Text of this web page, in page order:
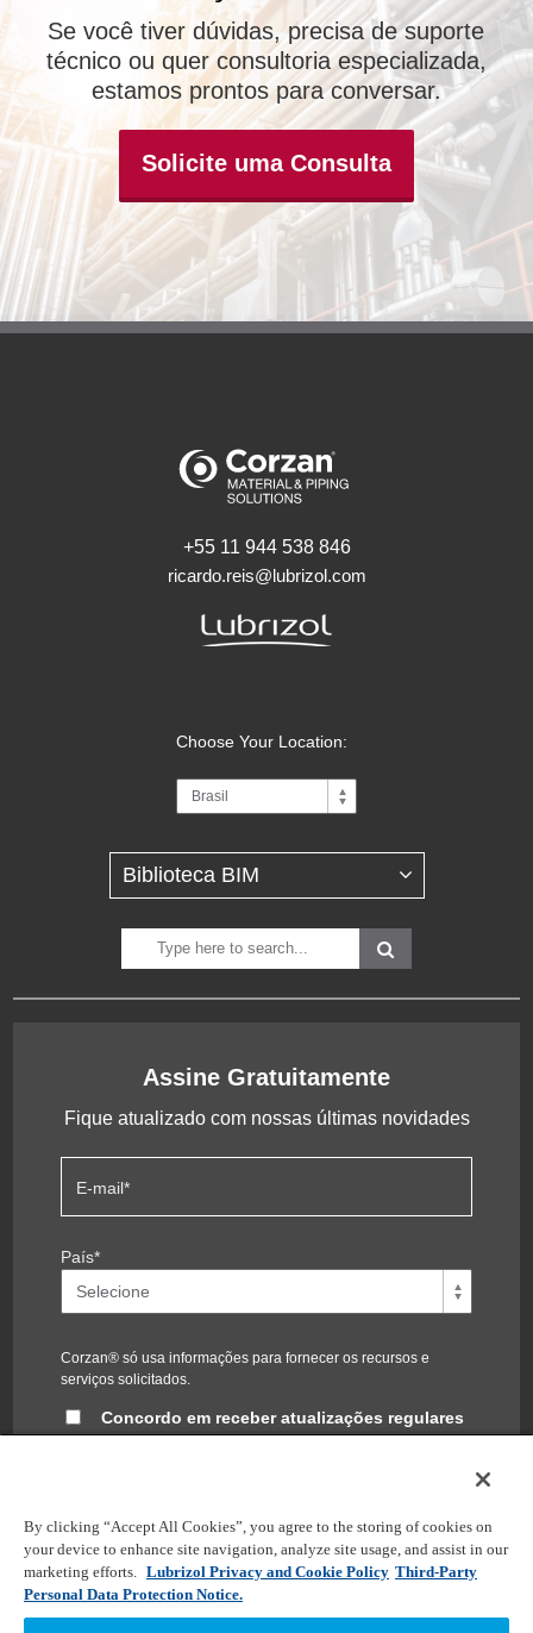
Se você tiver dúvidas, precisa de suporte
técnico ou quer consultoria especializada,
estamos prontos para conversar.
Solicite uma Consulta
+55 11 944 538 846
ricardo.reis@lubrizol.com
Choose Your Location:
Assine Gratuitamente
Fique atualizado com nossas últimas novidades
E-mail*
País*
Corzan® só usa informações para fornecer os recursos e
serviços solicitados.
Concordo em receber atualizações regulares
By clicking “Accept All Cookies”, you agree to the storing of cookies on
your device to enhance site navigation, analyze site usage, and assist in our
marketing efforts. Lubrizol Privacy and Cookie Policy Third-Party
Personal Data Protection Notice.